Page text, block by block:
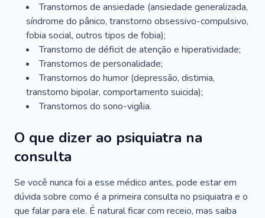
Transtornos de ansiedade (ansiedade generalizada,
síndrome do pânico, transtorno obsessivo-compulsivo,
fobia social, outros tipos de fobia);
Transtorno de déficit de atenção e hiperatividade;
Transtornos de personalidade;
Transtornos do humor (depressão, distimia,
transtorno bipolar, comportamento suicida);
Transtornos do sono-vigília.
O que dizer ao psiquiatra na
consulta
Se você nunca foi a esse médico antes, pode estar em
dúvida sobre como é a primeira consulta no psiquiatra e o
que falar para ele. É natural ficar com receio, mas saiba